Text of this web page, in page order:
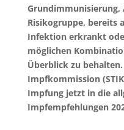
Risikogruppe, bereits
Infektion erkrankt
möglichen
Überblick zu
Impfkommission
Impfung jetzt in die
Impfempfehlungen